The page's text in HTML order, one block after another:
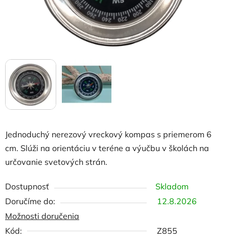
Jednoduchý nerezový vreckový kompas s priemerom 6
cm. Slúži na orientáciu v teréne a výučbu v školách na
určovanie svetových strán.
Dostupnosť
Skladom
12.8.2026
Možnosti doručenia
Kód:
Z855